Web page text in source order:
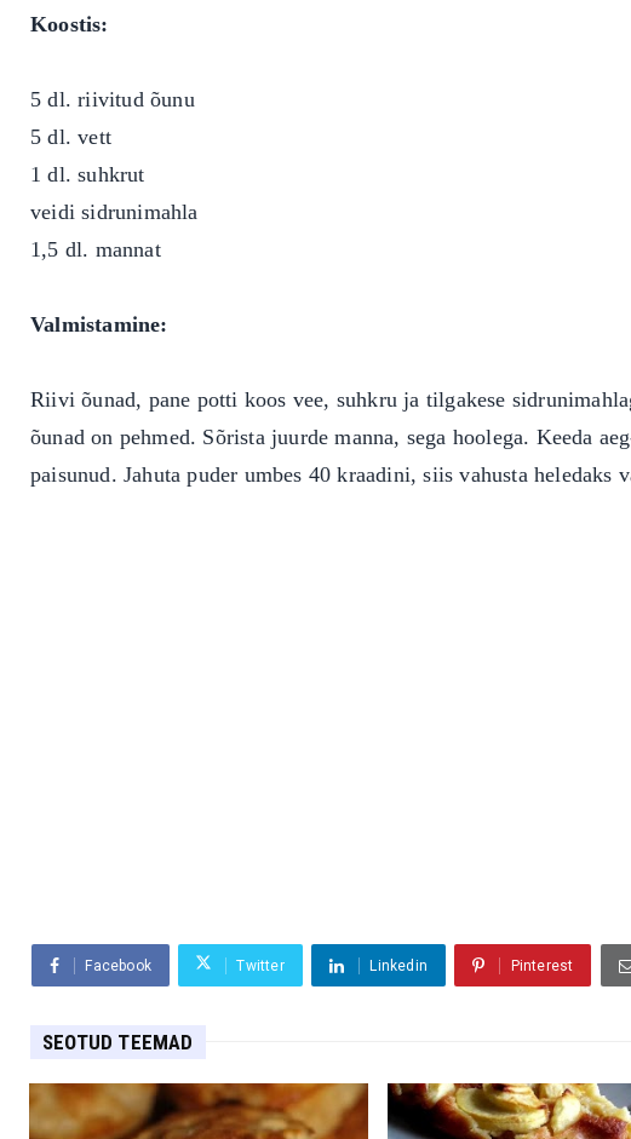
Koostis:
5 dl. riivitud õunu
5 dl. vett
1 dl. suhkrut
veidi sidrunimahla
1,5 dl. mannat
Valmistamine:
Riivi õunad, pane potti koos vee, suhkru ja tilgakese
õunad on pehmed. Sõrista juurde manna, sega hoolega. Keeda
paisunud. Jahuta puder umbes 40 kraadini, siis vahusta heledaks
Facebook Twitter Linkedin Pinterest
SEOTUD TEEMAD